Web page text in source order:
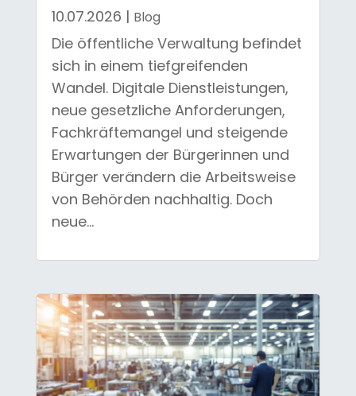
10.07.2026 | Blog
Die öffentliche Verwaltung befindet
sich in einem tiefgreifenden
Wandel. Digitale Dienstleistungen,
neue gesetzliche Anforderungen,
Fachkräftemangel und steigende
Erwartungen der Bürgerinnen und
Bürger verändern die Arbeitsweise
von Behörden nachhaltig. Doch
neue...